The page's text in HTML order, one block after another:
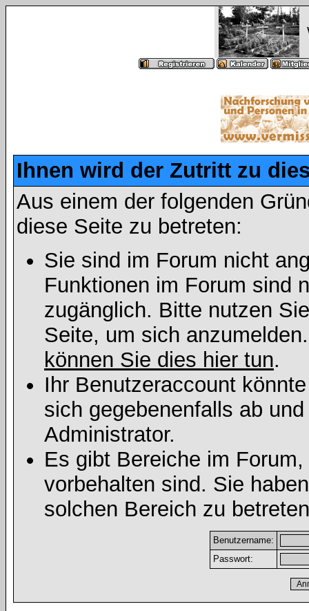
Ihnen wird der Zutritt zu
Aus einem der folgenden
diese Seite zu betreten:
Sie sind im Forum nicht
Funktionen im Forum sind
zugänglich. Bitte nutzen
Seite, um sich
können Sie dies hier tun.
Ihr Benutzeraccount
sich gegebenenfalls ab
Administrator.
Es gibt Bereiche im
vorbehalten sind. Sie
solchen Bereich zu
Benutzername:
Passwort: